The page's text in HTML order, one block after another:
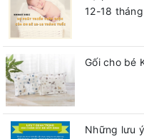
12-18
Gối cho bé
Những lưu